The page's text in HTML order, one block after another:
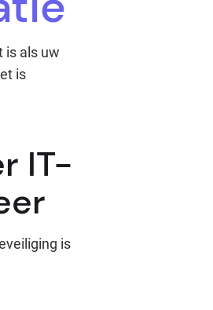
is als uw
is
IT-
is